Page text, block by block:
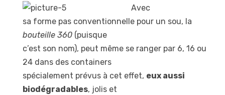
Avec
sa forme pas conventionnelle pour un sou, la
bouteille 360 (puisque
c’est son nom), peut même se ranger par 6, 16 ou
24 dans des containers
spécialement prévus à cet effet, eux aussi
biodégradables, jolis et